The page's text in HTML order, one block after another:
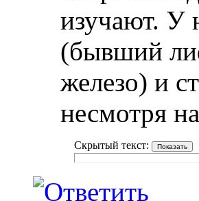
изучают. У
(бывший
железо) и
несмотря
Скрытый текст: